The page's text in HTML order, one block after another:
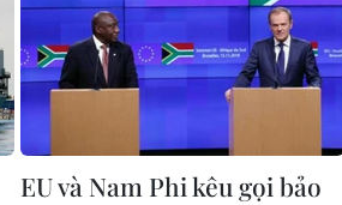
EU và Nam Phi kêu gọi bảo